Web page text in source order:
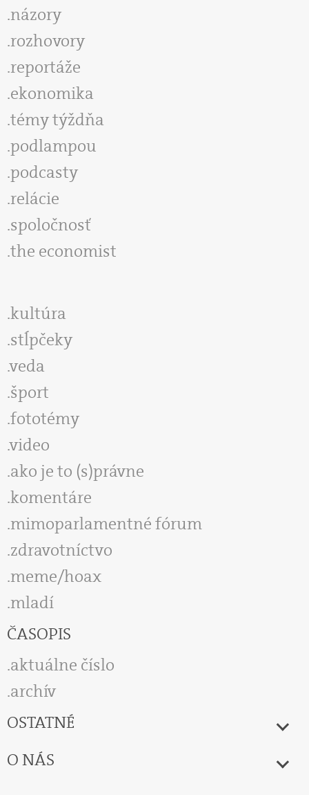
názory
rozhovory
reportáže
ekonomika
témy týždňa
podlampou
podcasty
relácie
spoločnosť
the economist
kultúra
stĺpčeky
veda
šport
fototémy
video
ako je to (s)právne
komentáre
mimoparlamentné fórum
zdravotníctvo
meme/hoax
mladí
ČASOPIS
aktuálne číslo
archív
OSTATNÉ
O NÁS